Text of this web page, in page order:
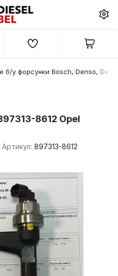
б/у форсунки Bosch, Denso,
8612 Opel
Артикул: 897313-8612